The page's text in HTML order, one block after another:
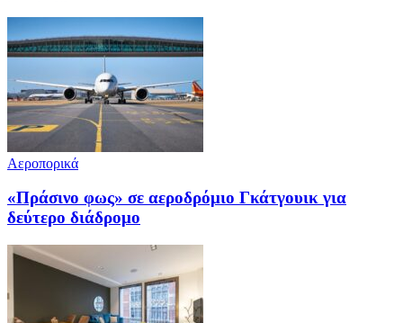
Αεροπορικά
«Πράσινο φως» σε αεροδρόμιο Γκάτγουικ για
δεύτερο διάδρομο